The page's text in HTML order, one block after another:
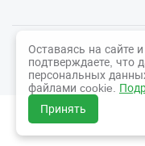
©
Оставаясь на сайте
подтверждаете, что
персональных
файлами cookie.
Принять